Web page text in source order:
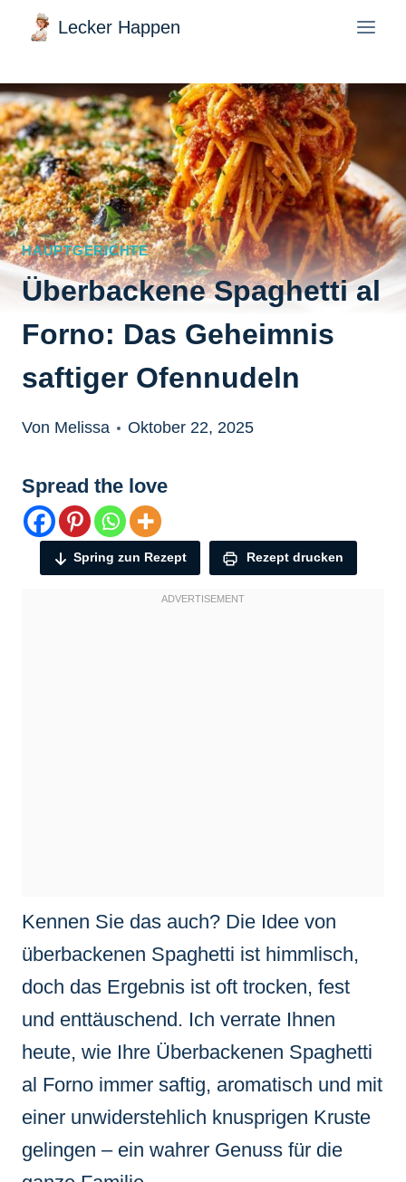
Zum
Inhalt
springen
Lecker Happen
HAUPTGERICHTE
Überbackene Spaghetti al
Forno: Das Geheimnis
saftiger Ofennudeln
Von Melissa Oktober 22, 2025
Spread the love
Spring zun Rezept Rezept drucken
Kennen Sie das auch? Die Idee von
überbackenen Spaghetti ist himmlisch,
doch das Ergebnis ist oft trocken, fest
und enttäuschend. Ich verrate Ihnen
heute, wie Ihre Überbackenen Spaghetti
al Forno immer saftig, aromatisch und mit
einer unwiderstehlich knusprigen Kruste
gelingen – ein wahrer Genuss für die